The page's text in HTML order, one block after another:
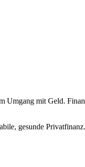
Umgang mit Geld.
gesunde Privatfinanz.